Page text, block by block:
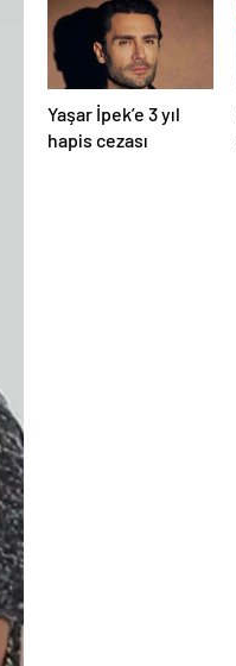
Yaşar İpek’e 3 yıl
hapis cezası